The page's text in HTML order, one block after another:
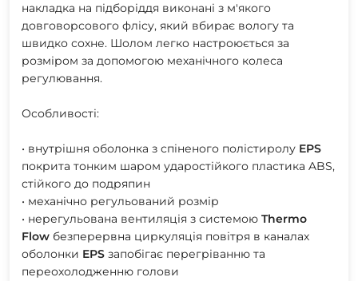
накладка на підборіддя виконані з м'якого
довговорсового флісу, який вбирає вологу та
швидко сохне. Шолом легко настроюється за
розміром за допомогою механічного колеса
регулювання.
Особливості:
• внутрішня оболонка з спіненого полістиролу EPS
покрита тонким шаром ударостійкого пластика ABS,
стійкого до подряпин
• механічно регульований розмір
• нерегульована вентиляція з системою Thermo
Flow безперервна циркуляція повітря в каналах
оболонки EPS запобігає перегріванню та
переохолодженню голови